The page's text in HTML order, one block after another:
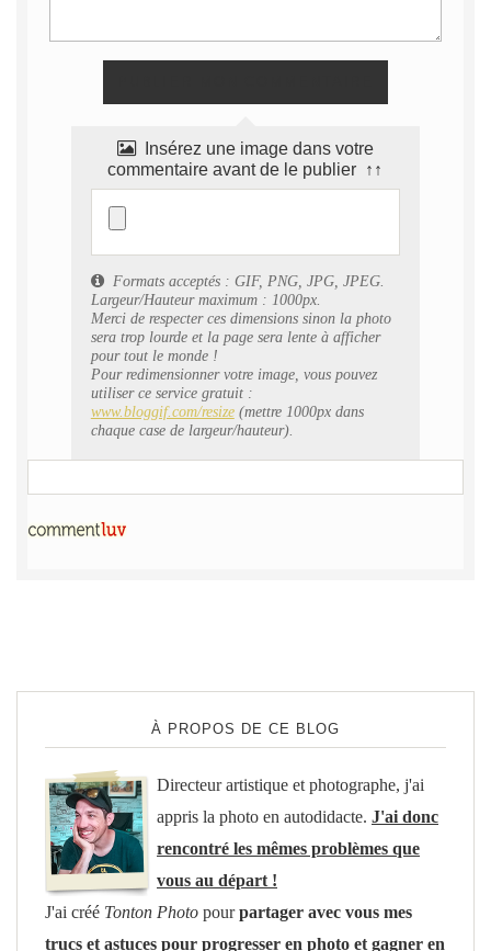
Insérez une image dans votre
commentaire avant de le publier ↑↑
Formats acceptés : GIF, PNG, JPG, JPEG.
Largeur/Hauteur maximum : 1000px.
Merci de respecter ces dimensions sinon la photo
sera trop lourde et la page sera lente à afficher
pour tout le monde !
Pour redimensionner votre image, vous pouvez
utiliser ce service gratuit :
www.bloggif.com/resize(mettre 1000px dans
chaque case de largeur/hauteur).
À PROPOS DE CE BLOG
Directeur artistique et photographe, j'ai
appris la photo en autodidacte. J'ai donc
rencontré les mêmes problèmes que
vous au départ !
J'ai créé Tonton Photo pourpartager avec vous mes
trucs et astuces pour progresser en photo et gagner en